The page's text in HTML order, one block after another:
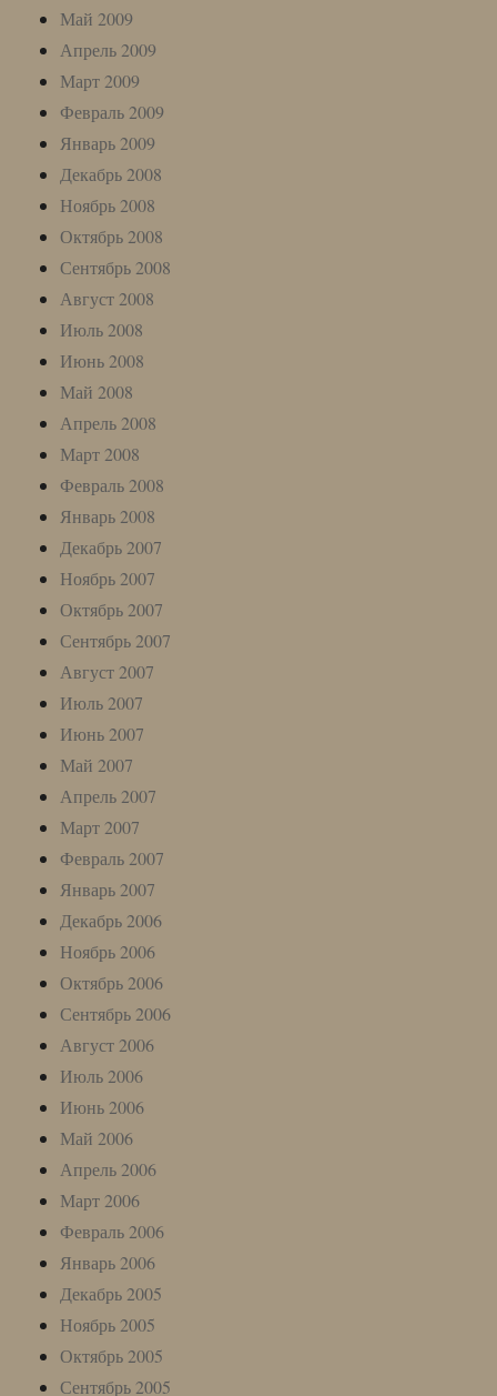
Май 2009
Апрель 2009
Март 2009
Февраль 2009
Январь 2009
Декабрь 2008
Ноябрь 2008
Октябрь 2008
Сентябрь 2008
Август 2008
Июль 2008
Июнь 2008
Май 2008
Апрель 2008
Март 2008
Февраль 2008
Январь 2008
Декабрь 2007
Ноябрь 2007
Октябрь 2007
Сентябрь 2007
Август 2007
Июль 2007
Июнь 2007
Май 2007
Апрель 2007
Март 2007
Февраль 2007
Январь 2007
Декабрь 2006
Ноябрь 2006
Октябрь 2006
Сентябрь 2006
Август 2006
Июль 2006
Июнь 2006
Май 2006
Апрель 2006
Март 2006
Февраль 2006
Январь 2006
Декабрь 2005
Ноябрь 2005
Октябрь 2005
Сентябрь 2005